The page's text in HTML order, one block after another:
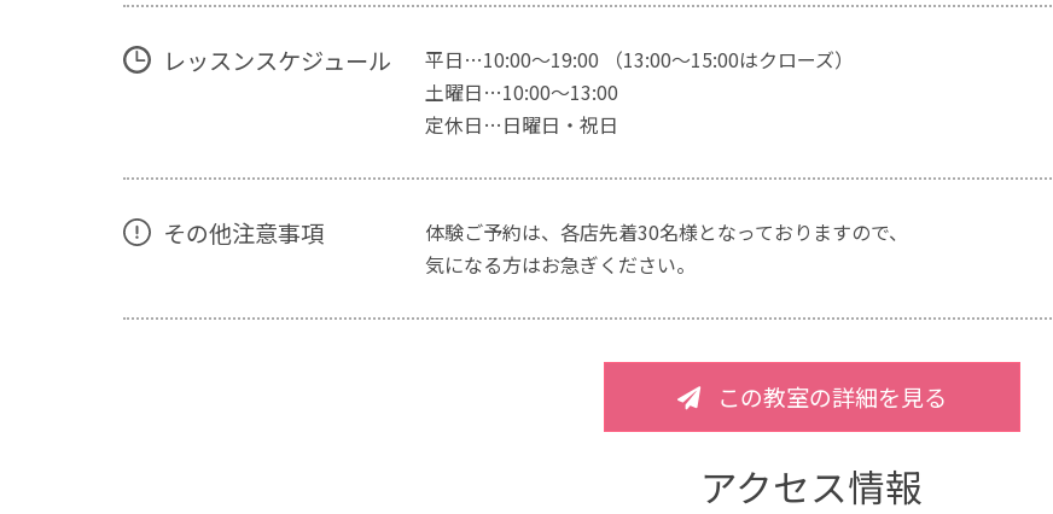
レッスンスケジュール
平日…10:00～19:00 （13:00～15:00はクローズ）
土曜日…10:00～13:00
定休日…日曜日・祝日
その他注意事項
体験ご予約は、各店先着30名様となっておりますので、
気になる方はお急ぎください。
この教室の詳細を見る
アクセス情報